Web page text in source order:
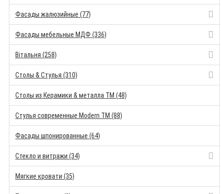
Фасады жалюзийные (77)
Фасады мебельные МДФ (336)
Вітальня (258)
Столы & Стулья (310)
Столы из Керамики & металла TM (48)
Стулья современные Modern TM (88)
Фасады шпонированные (64)
Стекло и витражи (34)
Мягкие кровати (35)